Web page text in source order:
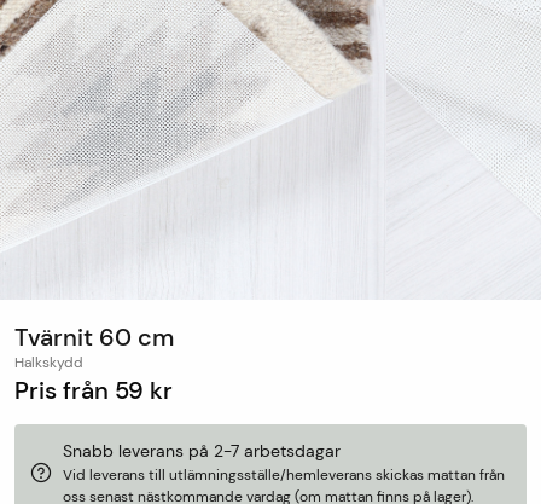
Tvärnit 60 cm
Halkskydd
Pris från 59 kr
Snabb leverans på 2-7 arbetsdagar
Vid leverans till utlämningsställe/hemleverans skickas mattan från
oss senast nästkommande vardag (om mattan finns på lager).